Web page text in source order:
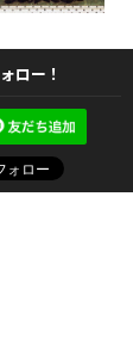
ロー！